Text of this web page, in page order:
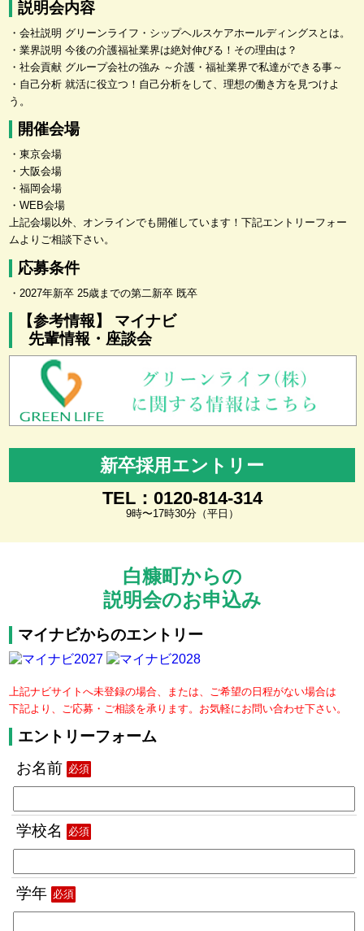
説明会内容
・会社説明 グリーンライフ・シップヘルスケアホールディングスとは。
・業界説明 今後の介護福祉業界は絶対伸びる！その理由は？
・社会貢献 グループ会社の強み ～介護・福祉業界で私達ができる事～
・自己分析 就活に役立つ！自己分析をして、理想の働き方を見つけよ
う。
開催会場
・東京会場
・大阪会場
・福岡会場
・WEB会場
上記会場以外、オンラインでも開催しています！下記エントリーフォー
ムよりご相談下さい。
応募条件
・2027年新卒 25歳までの第二新卒 既卒
【参考情報】 マイナビ
先輩情報・座談会
新卒採用エントリー
TEL：0120-814-314
9時〜17時30分（平日）
白糠町からの
説明会のお申込み
マイナビからのエントリー
上記ナビサイトへ未登録の場合、または、ご希望の日程がない場合は
下記より、ご応募・ご相談を承ります。お気軽にお問い合わせ下さい。
エントリーフォーム
お名前 必須
学校名 必須
学年 必須